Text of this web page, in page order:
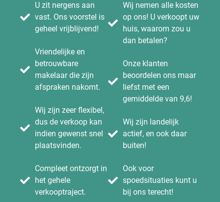
U zit nergens aan
vast. Ons voorstel is
geheel vrijblijvend!
Vriendelijke en
betrouwbare
makelaar die zijn
afspraken nakomt.
Wij zijn zeer flexibel,
dus de verkoop kan
indien gewenst snel
plaatsvinden.
Compleet ontzorgt in
het gehele
verkooptraject.
Wij nemen alle kosten
op ons! U verkoopt uw
huis, waarom zou u
dan betalen?
Onze klanten
beoordelen ons maar
liefst met een
gemiddelde van 9,6!
Wij zijn landelijk
actief, en ook daar
buiten!
Ook voor
spoedsituaties kunt u
bij ons terecht!